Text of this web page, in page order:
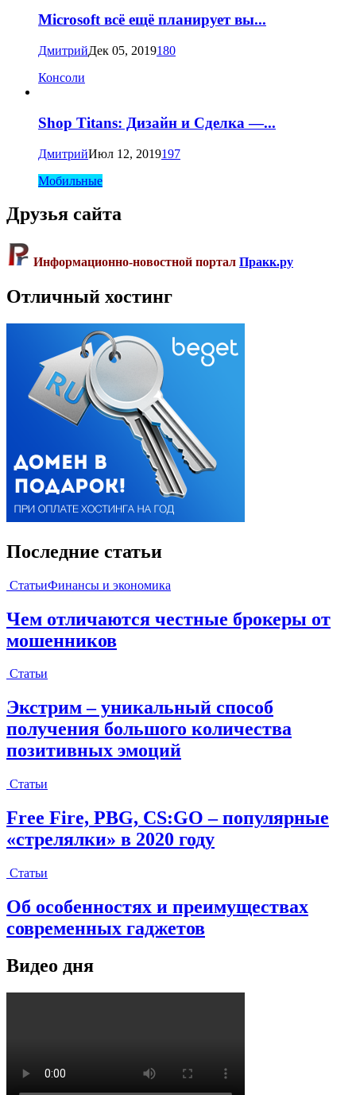
Microsoft всё ещё планирует вы...
ДмитрийДек 05, 2019180
Консоли
Shop Titans: Дизайн и Сделка —...
ДмитрийИюл 12, 2019197
Мобильные
Друзья сайта
Информационно-новостной портал Пракк.ру
Отличный хостинг
Последние статьи
СтатьиФинансы и экономика
Чем отличаются честные брокеры от
мошенников
Статьи
Экстрим – уникальный способ
получения большого количества
позитивных эмоций
Статьи
Free Fire, PBG, CS:GO – популярные
«стрелялки» в 2020 году
Статьи
Об особенностях и преимуществах
современных гаджетов
Видео дня